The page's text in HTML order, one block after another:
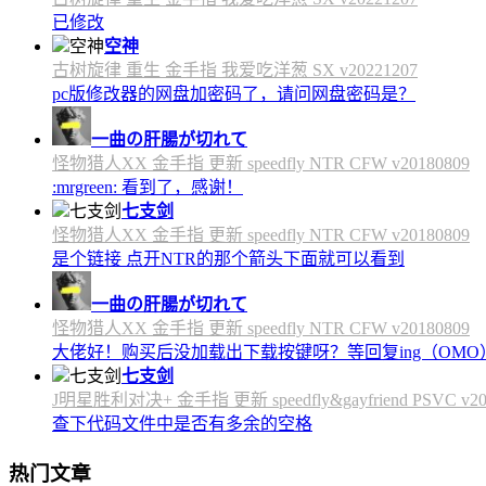
已修改
空神
古树旋律 重生 金手指 我爱吃洋葱 SX v20221207
pc版修改器的网盘加密码了，请问网盘密码是？
一曲の肝腸が切れて
怪物猎人XX 金手指 更新 speedfly NTR CFW v20180809
:mrgreen: 看到了，感谢！
七支剑
怪物猎人XX 金手指 更新 speedfly NTR CFW v20180809
是个链接 点开NTR的那个箭头下面就可以看到
一曲の肝腸が切れて
怪物猎人XX 金手指 更新 speedfly NTR CFW v20180809
大佬好！购买后没加载出下载按键呀？等回复ing（OMO
七支剑
J明星胜利对决+ 金手指 更新 speedfly&gayfriend PSVC
查下代码文件中是否有多余的空格
热门文章